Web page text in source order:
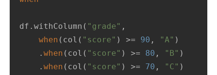
df.withColumn( "grade" ,
when (col( "score" ) >= 90 , "A" )
    .
when (col( "score" ) >= 80 , "B" )
    .
when (col( "score" ) >= 70 , "C" )